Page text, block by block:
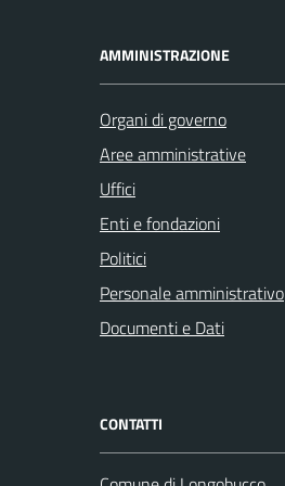
AMMINISTRAZIONE
Organi di governo
Aree amministrative
Uffici
Enti e fondazioni
Politici
Personale amministrativo
Documenti e Dati
CONTATTI